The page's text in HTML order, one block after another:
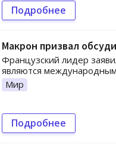
Подробнее
Макрон призвал
Французский лидер
являются
Мир
Подробнее